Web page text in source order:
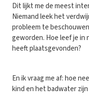
Dit lijkt me de meest
Niemand leek het
probleem te
geworden. Hoe leef je
heeft plaatsgevonden?
En ik vraag me af: hoe
kind en het badwater